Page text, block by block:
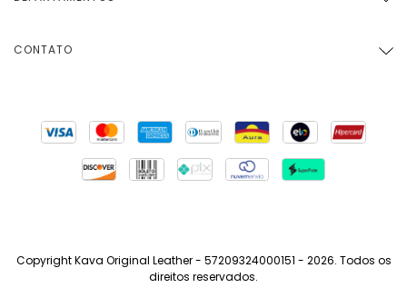
CONTATO
Copyright Kava Original Leather - 57209324000151 - 2026. Todos os
direitos reservados.